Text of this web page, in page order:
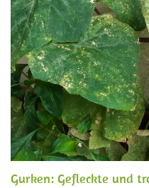
Gurken: Gefleckte und